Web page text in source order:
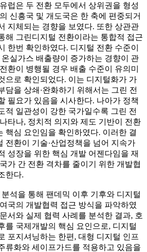
럽은 두 전환 모두에서 상위권을 형성
신흥국 및 개도국은 한 축에 편중되거
지체되는 경향을 보였다. 또한 상관관
해 그린디지털 전환이라는 통합적 접근
한번 확인하였다. 디지털 전환 수준이
실가스 배출량이 증가하는 경향이 관
환이 병행될 경우 배출 수준이 유의미
으로 확인되었다. 이는 디지털화가 가
담을 상쇄·완화하기 위해서는 그린 전
필요가 있음을 시사한다. 나아가 정책
적 일관성이 강한 국가일수록 그린 전
타나, 정치적 의지와 제도 기반이 전환
핵심 요인임을 확인하였다. 이러한 결
전환이 기술·산업정책을 넘어 지속가
성장을 위한 핵심 개발 어젠다임을 재
가 간 전환 격차를 줄이기 위한 개발협
한다.
석을 통해 팬데믹 이후 기후와 디지털
국의 개발협력 접근 방식을 파악하였
서와 실제 협력 사례를 분석한 결과, 호
를 국제개발의 핵심 요인으로, 디지털
포지셔닝하는 한편, 대형 디지털 인프
류화와 세이프가드를 적용하고 있음을